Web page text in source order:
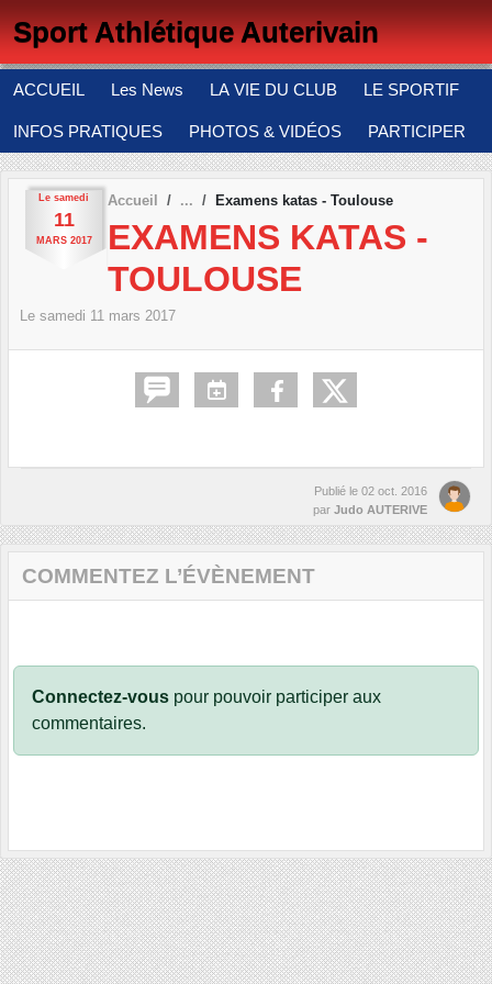
Sport Athlétique Auterivain
ACCUEIL Les News LA VIE DU CLUB LE SPORTIF
INFOS PRATIQUES PHOTOS & VIDÉOS PARTICIPER
Le samedi
11
MARS 2017
Accueil Examens katas - Toulouse
EXAMENS KATAS -
TOULOUSE
Le samedi 11 mars 2017
Publié le 02 oct. 2016
par Judo AUTERIVE
COMMENTEZ L’ÉVÈNEMENT
Connectez-vous pour pouvoir participer aux
commentaires.